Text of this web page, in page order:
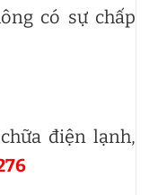
có sự chấp
điện lạnh,